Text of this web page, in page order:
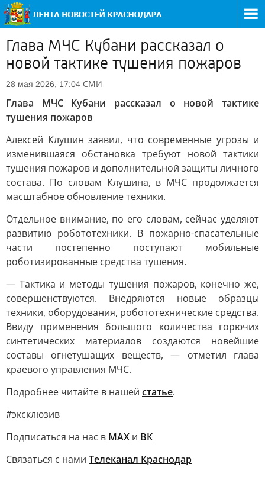
Глава МЧС Кубани рассказал о
новой тактике тушения пожаров
28 мая 2026, 17:04 СМИ
Глава МЧС Кубани рассказал о новой тактике
тушения пожаров
Алексей Клушин заявил, что современные угрозы и
изменившаяся обстановка требуют новой тактики
тушения пожаров и дополнительной защиты личного
состава. По словам Клушина, в МЧС продолжается
масштабное обновление техники.
Отдельное внимание, по его словам, сейчас уделяют
развитию робототехники. В пожарно-спасательные
части постепенно поступают мобильные
роботизированные средства тушения.
— Тактика и методы тушения пожаров, конечно же,
совершенствуются. Внедряются новые образцы
техники, оборудования, робототехнические средства.
Ввиду применения большого количества горючих
синтетических материалов создаются новейшие
составы огнетушащих веществ, — отметил глава
краевого управления МЧС.
Подробнее читайте в нашей статье.
#эксклюзив
Подписаться на нас в МАХ и ВК
Связаться с нами Телеканал Краснодар